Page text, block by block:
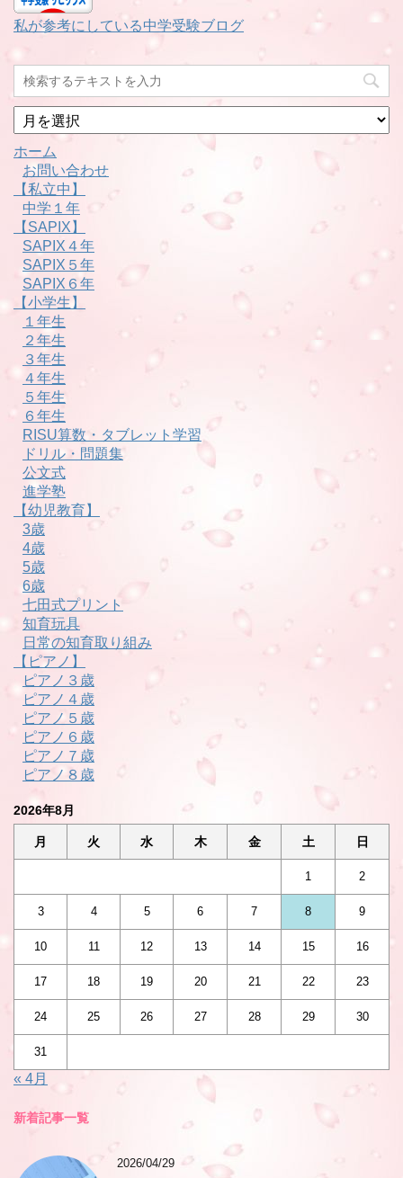
私が参考にしている中学受験ブログ
月
別
ホーム
お問い合わせ
【私立中】
中学１年
【SAPIX】
SAPIX４年
SAPIX５年
SAPIX６年
【小学生】
１年生
２年生
３年生
４年生
５年生
６年生
RISU算数・タブレット学習
ドリル・問題集
公文式
進学塾
【幼児教育】
3歳
4歳
5歳
6歳
七田式プリント
知育玩具
日常の知育取り組み
【ピアノ】
ピアノ３歳
ピアノ４歳
ピアノ５歳
ピアノ６歳
ピアノ７歳
ピアノ８歳
2026年8月
月 火 水 木 金 土 日
1 2
3 4 5 6 7 8 9
10 11 12 13 14 15 16
17 18 19 20 21 22 23
24 25 26 27 28 29 30
31
« 4月
新着記事一覧
2026/04/29